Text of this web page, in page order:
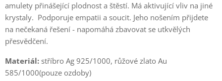
amulety přinášející plodnost a štěstí. Má aktivující vliv na jiné
krystaly. Podporuje empatii a soucit. Jeho nošením přijdete
na nečekaná řešení - napomáhá zbavovat se utkvělých
přesvědčení.
Materiál: stříbro Ag 925/1000, růžové zlato Au
585/1000(pouze ozdoby)